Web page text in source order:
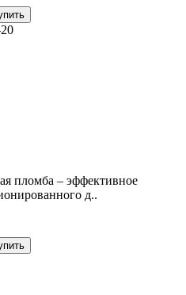
пломба – эффективное
д..